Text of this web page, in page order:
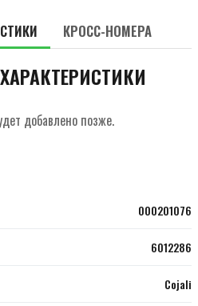
КРОСС-НОМЕРА
добавлено позже.
000201076
6012286
Cojali